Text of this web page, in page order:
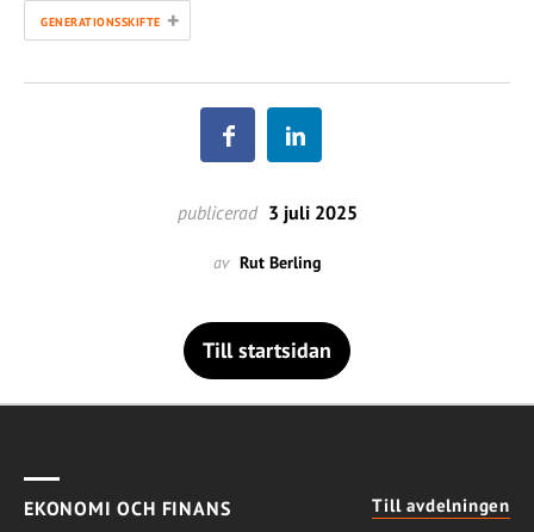
GENERATIONSSKIFTE +
publicerad 3 juli 2025
av Rut Berling
Till startsidan
EKONOMI OCH FINANS Till avdelningen